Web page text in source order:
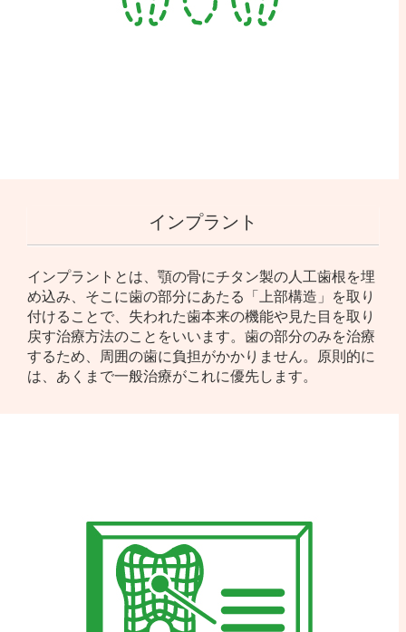
インプラント
インプラントとは、顎の骨にチタン製の人工歯根を埋
め込み、そこに歯の部分にあたる「上部構造」を取り
付けることで、失われた歯本来の機能や見た目を取り
戻す治療方法のことをいいます。歯の部分のみを治療
するため、周囲の歯に負担がかかりません。原則的に
は、あくまで一般治療がこれに優先します。